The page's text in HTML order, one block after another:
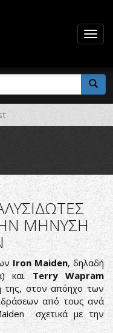
ΜΗΝΥΣΗ
Iron Maiden, δηλαδή
καιTerry Wapram
της, στον απόηχο των
από τους ανά
σχετικά με την